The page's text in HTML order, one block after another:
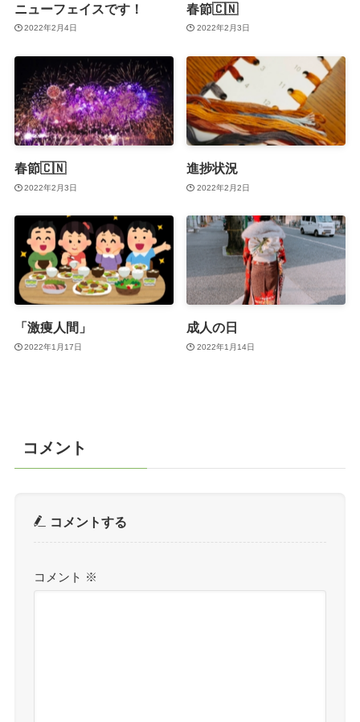
ニューフェイスです！
2022年2月4日
春節🇨🇳
2022年2月3日
春節🇨🇳
2022年2月3日
進捗状況
2022年2月2日
「激痩人間」
2022年1月17日
成人の日
2022年1月14日
コメント
コメントする
コメント ※